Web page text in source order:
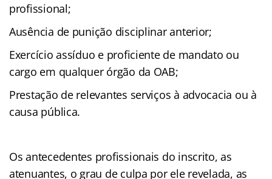
profissional;
Ausência de punição disciplinar anterior;
Exercício assíduo e proficiente de mandato ou
cargo em qualquer órgão da OAB;
Prestação de relevantes serviços à advocacia ou à
causa pública.
Os antecedentes profissionais do inscrito, as
atenuantes, o grau de culpa por ele revelada, as